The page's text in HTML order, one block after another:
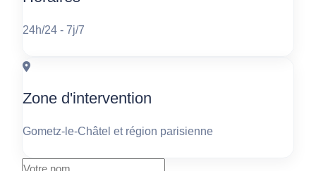
24h/24 - 7j/7
Zone d'intervention
Gometz-le-Châtel et région parisienne